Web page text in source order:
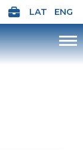
LAT ENG